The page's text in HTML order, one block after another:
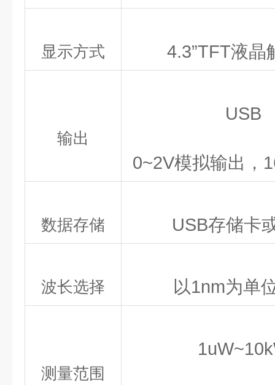
显示方式 4.3”TFT液晶
输出
USB
0~2V模拟输出，
数据存储 USB存储卡
波长选择 以1nm为单
测量范围